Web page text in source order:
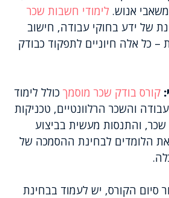
אנוש. לימודי חשבות שכר
של ידע בחוקי עבודה, חישוב
– כל אלה חיוניים לתפקוד כבודק
קורס בודק שכר מוסמך כולל לימוד
והשכר הרלוונטיים, טכניקות
שכר, והתנסות מעשית בביצוע
את הלומדים לבחינת ההסמכה של
סיום הקורס, יש לעמוד בבחינת